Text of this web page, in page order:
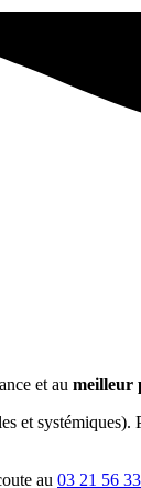
et au meilleur
et systémiques).
au 03 21 56